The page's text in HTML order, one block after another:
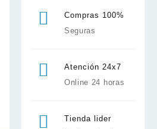
Compras 100%
Seguras
Atención 24x7
Online 24 horas
Tienda lider